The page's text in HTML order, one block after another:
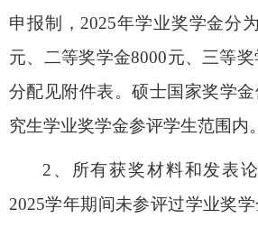
申报制
，2025年学业奖学金分
元、二等奖学金8000元、三等奖
分配见附件表。硕士国家奖学
究生学业奖学金参评学生范围内。
2 、 所有获奖材料和发表
2025学年期间未参评过学业奖